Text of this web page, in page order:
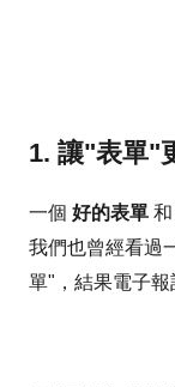
1. 讓"表單"
一個 好的表單 和
我們也曾經看過
單"，結果電子報